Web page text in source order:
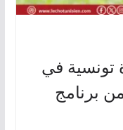
275 كفاءة تونسية في
برنامج